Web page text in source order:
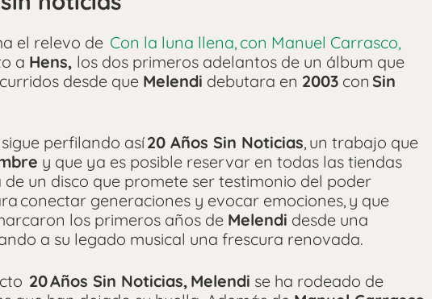
el relevo de Con la luna llena, con Manuel Carrasco,
a Hens, los dos primeros adelantos de un álbum que
desde que Melendi debutara en 2003 con Sin
perfilando así20 Años Sin Noticias, un trabajo que
y que ya es posible reservar en todas las tiendas
de un disco que promete ser testimonio del poder
conectar generaciones y evocar emociones, y que
los primeros años de Melendi desde una
a su legado musical una frescura renovada.
20 Años Sin Noticias, Melendi se ha rodeado de